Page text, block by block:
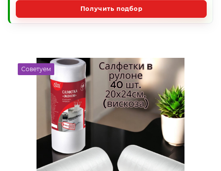
Получить подбор
Советуем